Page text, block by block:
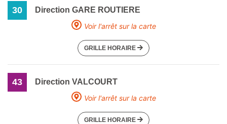
30
Direction GARE ROUTIERE
Voir l'arrêt sur la carte
GRILLE HORAIRE
43
Direction VALCOURT
Voir l'arrêt sur la carte
GRILLE HORAIRE